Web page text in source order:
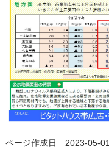
ページ作成日 2023-05-01